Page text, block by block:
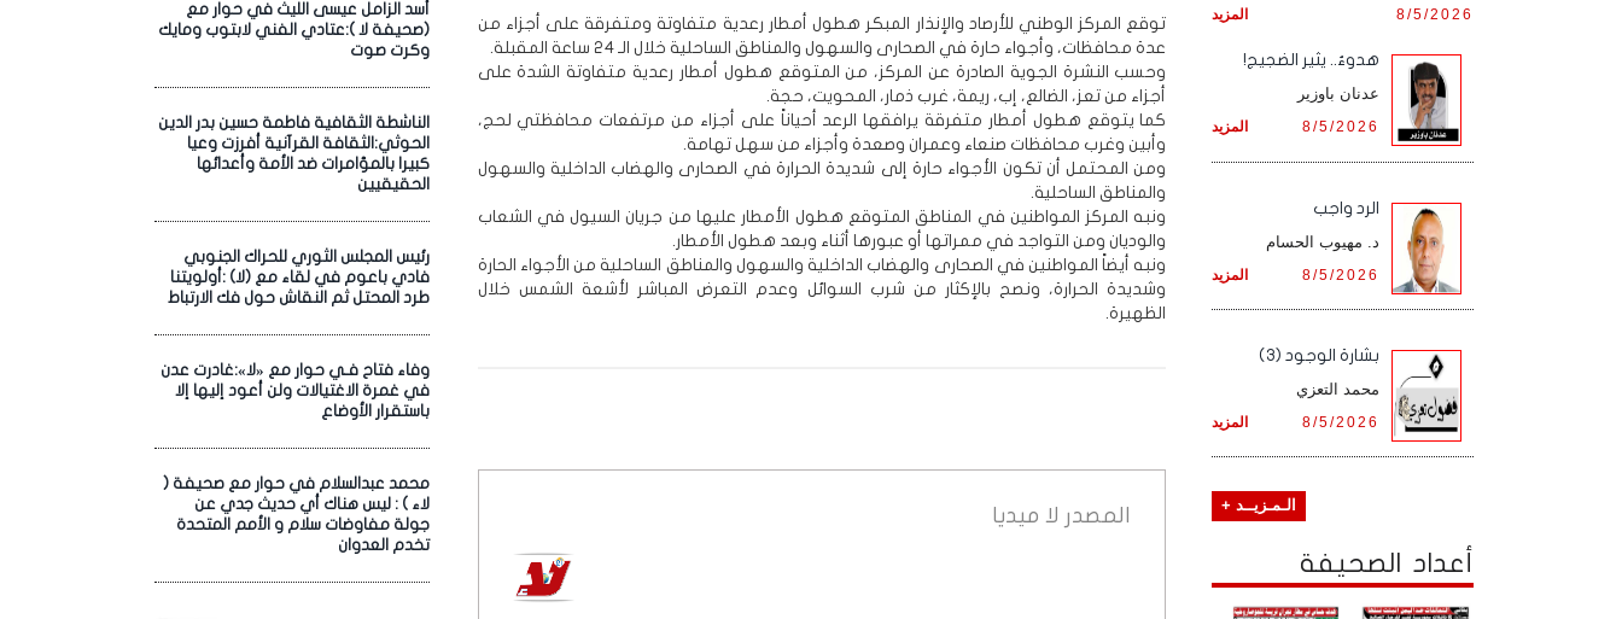
أسد الزامل عيسى الليث في حوار مع
(صحيفة لا ):عتادي الفني لابتوب ومايك
وكرت صوت
الناشطة الثقافية فاطمة حسين بدر الدين
الحوثي:الثقافة القرآنية أفرزت وعيا
كبيرا بالمؤامرات ضد الأمة وأعدائها
الحقيقيين
رئيس المجلس الثوري للحراك الجنوبي
فادي باعوم في لقاء مع (لا) :أولويتنا
طرد المحتل ثم النقاش حول فك الارتباط
وفاء فتاح فـي حوار مع «لا»:غادرت عدن
في غمرة الاغتيالات ولن أعود إليها إلا
باستقرار الأوضاع
محمد عبدالسلام في حوار مع صحيفة (
لاء ) : ليس هناك أي حديث جدي عن
جولة مفاوضات سلام و الأمم المتحدة
تخدم العدوان
توقع المركز الوطني للأرصاد والإنذار المبكر هطول أمطار رعدية متفاوتة ومتفرقة على أجزاء من
عدة محافظات، وأجواء حارة في الصحارى والسهول والمناطق الساحلية خلال الـ 24 ساعة المقبلة.
وحسب النشرة الجوية الصادرة عن المركز، من المتوقع هطول أمطار رعدية متفاوتة الشدة على
أجزاء من تعز، الضالع، إب، ريمة، غرب ذمار، المحويت، حجة.
كما يتوقع هطول أمطار متفرقة يرافقها الرعد أحياناً على أجزاء من مرتفعات محافظتي لحج،
وأبين وغرب محافظات صنعاء وعمران وصعدة وأجزاء من سهل تهامة.
ومن المحتمل أن تكون الأجواء حارة إلى شديدة الحرارة في الصحارى والهضاب الداخلية والسهول
والمناطق الساحلية.
ونبه المركز المواطنين في المناطق المتوقع هطول الأمطار عليها من جريان السيول في الشعاب
والوديان ومن التواجد في ممراتها أو عبورها أثناء وبعد هطول الأمطار.
ونبه أيضاً المواطنين في الصحارى والهضاب الداخلية والسهول والمناطق الساحلية من الأجواء الحارة
وشديدة الحرارة، ونصح بالإكثار من شرب السوائل وعدم التعرض المباشر لأشعة الشمس خلال
الظهيرة.
المصدر لا ميديا
المزيد 8/5/2026
هدوءٌ.. يثير الضجيج!
عدنان باوزير
المزيد 8/5/2026
الرد واجب
د. مهيوب الحسام
المزيد 8/5/2026
بشارة الوجود (3)
محمد التعزي
المزيد 8/5/2026
الـمـزيــد +
أعداد الصحيفة